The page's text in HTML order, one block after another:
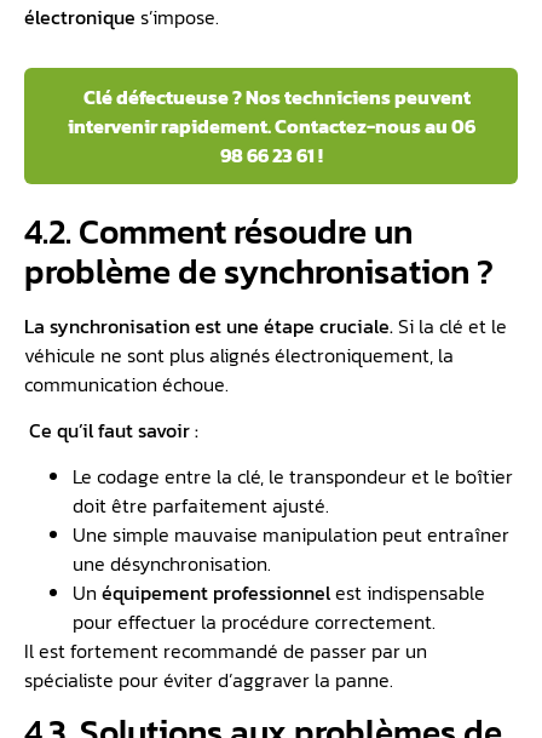
électronique s’impose.
️ Clé défectueuse ? Nos techniciens peuvent
intervenir rapidement. Contactez-nous au 06
98 66 23 61 !
4.2. Comment résoudre un
problème de synchronisation ?
La synchronisation est une étape cruciale.Si la clé et le
véhicule ne sont plus alignés électroniquement, la
communication échoue.
️ Ce qu’il faut savoir :
Le codage entre la clé, le transpondeur et le boîtier
doit être parfaitement ajusté.
Une simple mauvaise manipulation peut entraîner
une désynchronisation.
Un équipement professionnelest indispensable
pour effectuer la procédure correctement.
Il est fortement recommandé de passer par un
spécialiste pour éviter d’aggraver la panne.